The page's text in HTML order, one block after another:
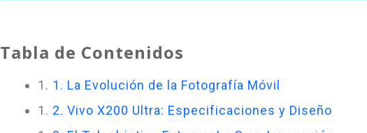
Tabla de Contenidos
1. La Evolución de la Fotografía Móvil
2. Vivo X200 Ultra: Especificaciones y Diseño